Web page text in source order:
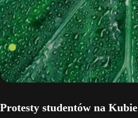
Protesty studentów na Kubie